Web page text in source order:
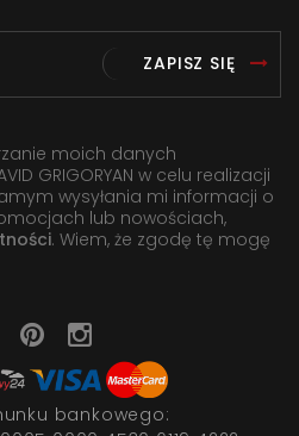
ZAPISZ SIĘ
moich danych
GRIGORYAN w celu realizacji
wysyłania mi informacji o
lub nowościach,
. Wiem, że zgodę tę mogę
bankowego: